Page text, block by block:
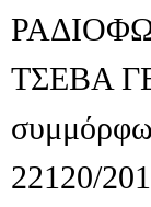
ΤΣΕΒΑ
22120/